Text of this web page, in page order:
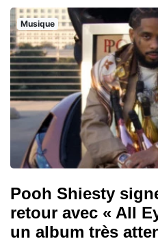
Musique
Pooh Shiesty
retour avec « All
un album très